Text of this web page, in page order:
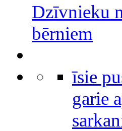
Dzīvnieku
bērniem
īsie
garie